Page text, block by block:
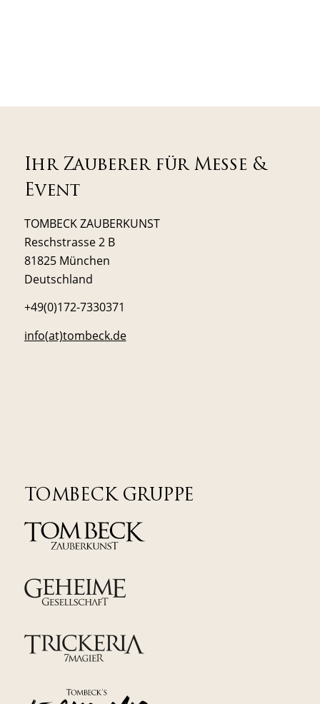
Ihr Zauberer für Messe &
Event
TOMBECK ZAUBERKUNST
Reschstrasse 2 B
81825 München
Deutschland
+49(0)172-7330371
info(at)tombeck.de
TOMBECK GRUPPE